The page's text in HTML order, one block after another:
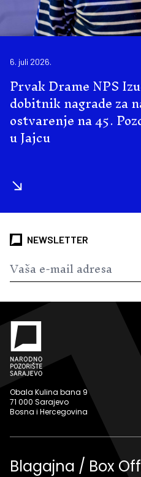
6. juli 2026.
Prvak Drame NPS
dobitnik nagrade za
ostvarenje na 45.
u Jajcu
NEWSLETTER
Obala Kulina bana 9
71 000 Sarajevo
Bosna i Hercegovina
Blagajna / Box